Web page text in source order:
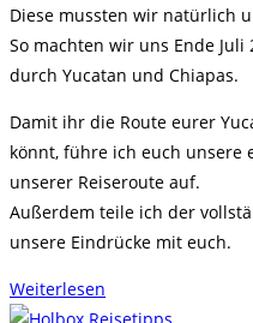
Diese mussten wir natürlich
So machten wir uns Ende
durch Yucatan und Chiapas.
Damit ihr die Route eurer
könnt, führe ich euch unsere
unserer Reiseroute auf.
Außerdem teile ich der
unsere Eindrücke mit euch.
Weiterlesen